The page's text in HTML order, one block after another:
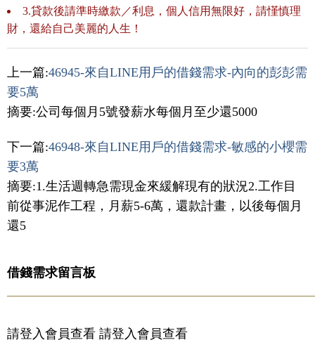
3.貸款後請準時繳款／利息，個人信用無限好，請慬慎理
財，還給自己美麗的人生！
上一篇:46945-來自LINE用戶的借錢需求-內向的彭彭需
要5萬
摘要:公司每個月5號發薪水每個月至少還5000
下一篇:46948-來自LINE用戶的借錢需求-敏感的小櫻需
要3萬
摘要:1.生活週轉急需現金來緩解現有的狀況2.工作目
前從事泥作工程，月薪5-6萬，還款計畫，以後每個月
還5
借錢需求留言板
請登入會員查看 請登入會員查看